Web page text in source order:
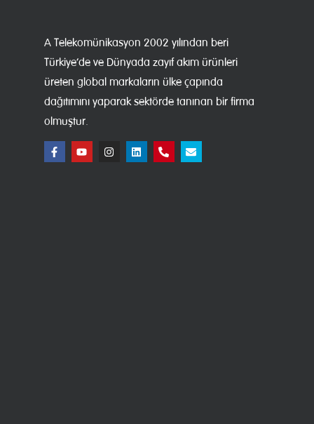
A Telekomünikasyon 2002 yılından beri
Türkiye’de ve Dünyada zayıf akım ürünleri
üreten global markaların ülke çapında
dağıtımını yaparak sektörde tanınan bir firma
olmuştur.